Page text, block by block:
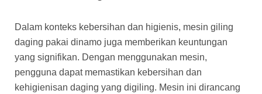
Dalam konteks kebersihan dan higienis, mesin giling
daging pakai dinamo juga memberikan keuntungan
yang signifikan. Dengan menggunakan mesin,
pengguna dapat memastikan kebersihan dan
kehigienisan daging yang digiling. Mesin ini dirancang